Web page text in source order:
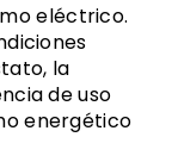
eléctrico.
la
de uso
energético